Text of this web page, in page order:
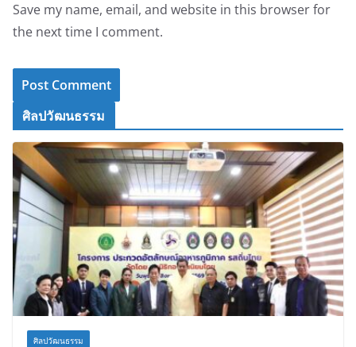
Save my name, email, and website in this browser for
the next time I comment.
ศิลปวัฒนธรรม
ศิลปวัฒนธรรม